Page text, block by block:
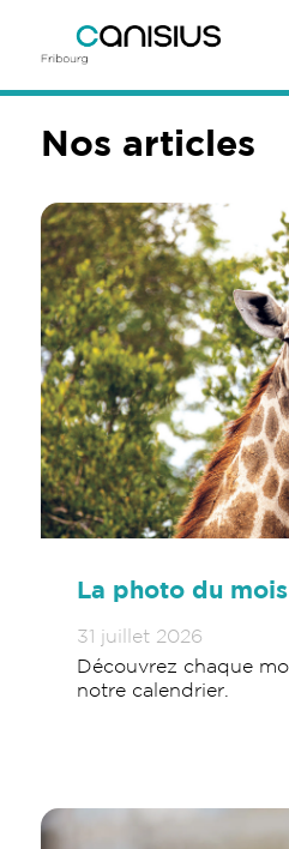
Nos articles
La photo du mois
31 juillet 2026
Découvrez chaque
notre calendrier.